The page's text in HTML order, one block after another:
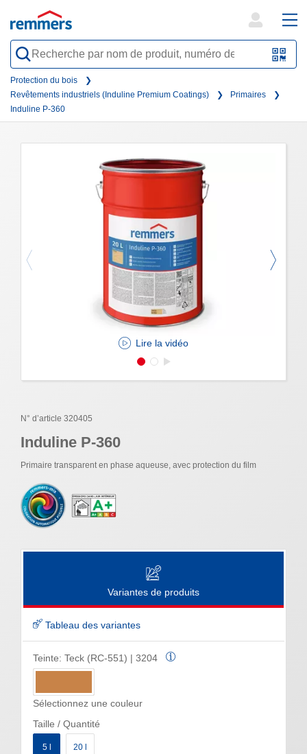
QR-
oder
search
form
Protection du bois
Revêtements industriels (Induline Premium Coatings)
Primaires
Induline P-360
Lire la vidéo
N° d’article 320405
Induline P-360
Primaire transparent en phase aqueuse, avec protection du film
Variantes de produits
Tableau des variantes
Teinte: Teck (RC-551) | 3204
Sélectionnez une couleur
Taille / Quantité
5 l 20 l